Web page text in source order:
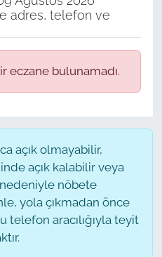
adres, telefon ve
eczane bulunamadı.
açık olmayabilir,
açık kalabilir veya
nöbete
yola çıkmadan önce
telefon aracılığıyla teyit